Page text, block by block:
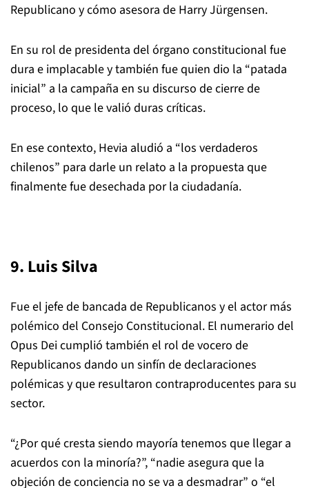
Republicano y cómo asesora de Harry Jürgensen.
En su rol de presidenta del órgano constitucional fue
dura e implacable y también fue quien dio la “patada
inicial” a la campaña en su discurso de cierre de
proceso, lo que le valió duras críticas.
En ese contexto, Hevia aludió a “los verdaderos
chilenos” para darle un relato a la propuesta que
finalmente fue desechada por la ciudadanía.
9. Luis Silva
Fue el jefe de bancada de Republicanos y el actor más
polémico del Consejo Constitucional. El numerario del
Opus Dei cumplió también el rol de vocero de
Republicanos dando un sinfín de declaraciones
polémicas y que resultaron contraproducentes para su
sector.
“¿Por qué cresta siendo mayoría tenemos que llegar a
acuerdos con la minoría?”, “nadie asegura que la
objeción de conciencia no se va a desmadrar” o “el